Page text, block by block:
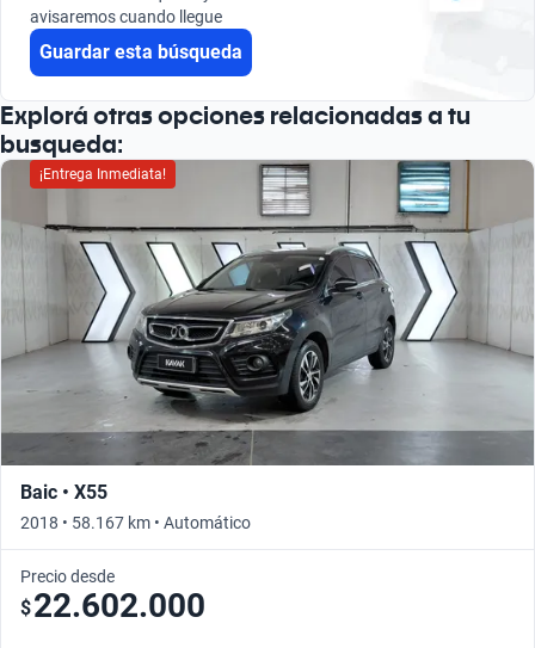
Buscá por versión
avisaremos cuando llegue
Guardar esta búsqueda
Explorá otras opciones relacionadas a tu
busqueda:
¡Entrega Inmediata!
Baic • X55
2018 • 58.167 km • Automático
Precio desde
$22.602.000